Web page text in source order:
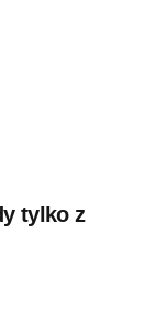
tylko z